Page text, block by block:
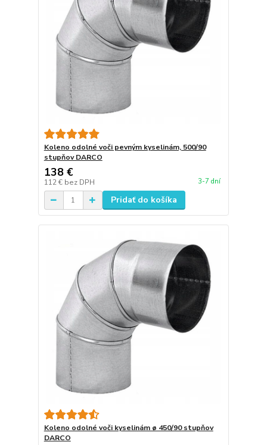
Koleno odolné voči pevným kyselinám, 500/90
stupňov DARCO
138 €
112 € bez DPH 3-7 dní
Pridať do košíka
Koleno odolné voči kyselinám ø 450/90 stupňov
DARCO